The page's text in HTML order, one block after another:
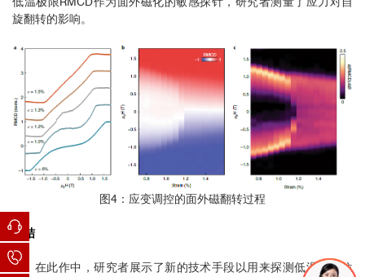
旋翻转的影响。
图4：应变调控的面外磁翻转过程
总结
在此作中，研究者展示了新的技术手段以用来探测低温下原位